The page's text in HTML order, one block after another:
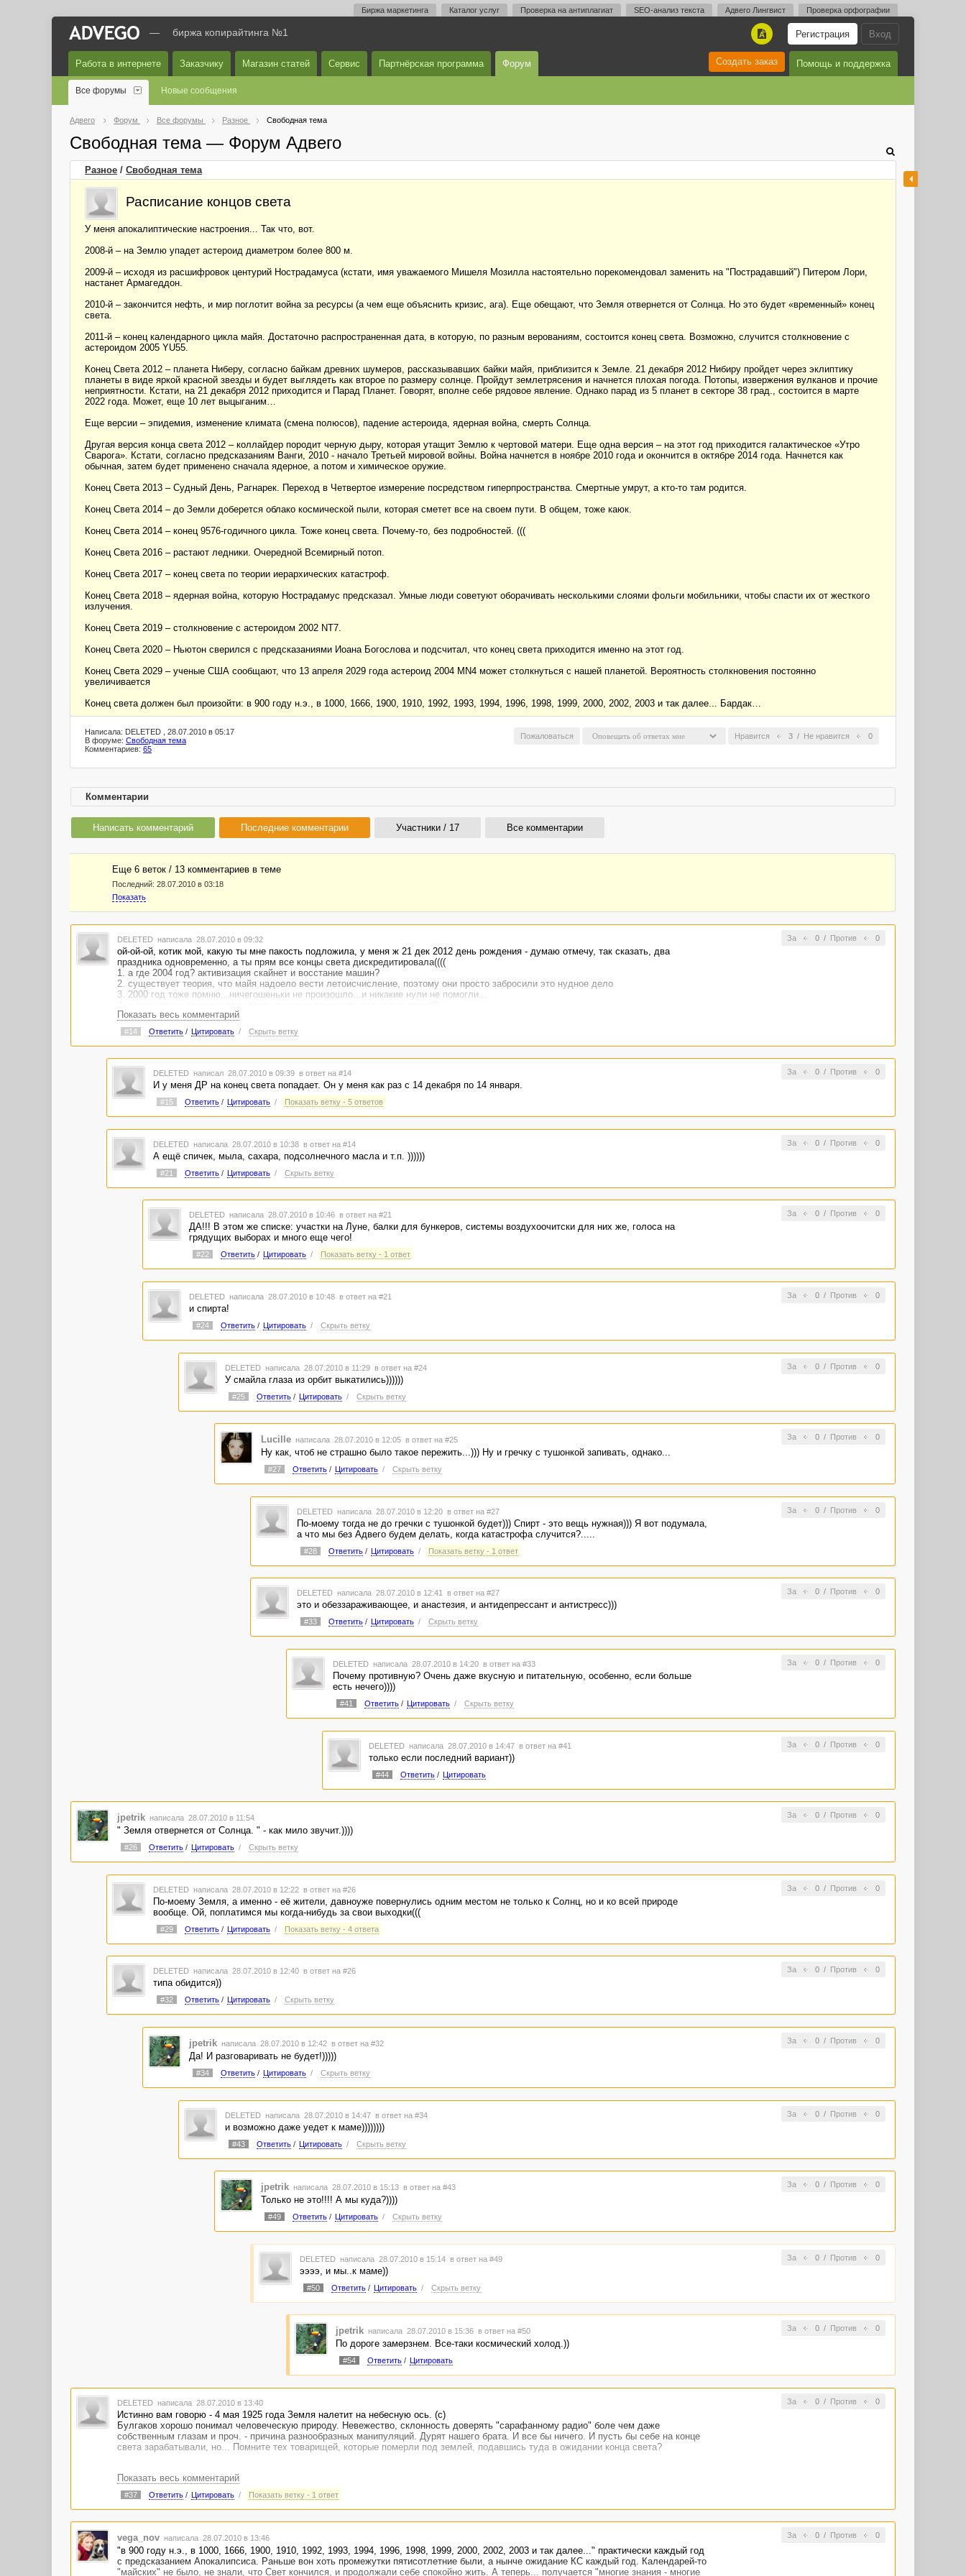
Биржа маркетинга Каталог услуг Проверка на антиплагиат SEO-анализ текста Адвего Лингвист Проверка орфографии
Вход
Регистрация
A
— биржа копирайтинга №1
Работа в интернете Заказчику Магазин статей Сервис Партнёрская программа Форум Помощь и поддержка
Создать заказ
Все форумы Новые сообщения
Адвего Форум Все форумы Разное Свободная тема
Свободная тема — Форум Адвего
Разное / Свободная тема
Расписание концов света
У меня апокалиптические настроения... Так что, вот.
2008-й – на Землю упадет астероид диаметром более 800 м.
2009-й – исходя из расшифровок центурий Нострадамуса (кстати, имя уважаемого Мишеля Мозилла настоятельно порекомендовал заменить на "Пострадавший") Питером Лори,
настанет Армагеддон.
2010-й – закончится нефть, и мир поглотит война за ресурсы (а чем еще объяснить кризис, ага). Еще обещают, что Земля отвернется от Солнца. Но это будет «временный» конец
света.
2011-й – конец календарного цикла майя. Достаточно распространенная дата, в которую, по разным верованиям, состоится конец света. Возможно, случится столкновение с
астероидом 2005 YU55.
Конец Света 2012 – планета Ниберу, согласно байкам древних шумеров, рассказывавших байки майя, приблизится к Земле. 21 декабря 2012 Нибиру пройдет через эклиптику
планеты в виде яркой красной звезды и будет выглядеть как второе по размеру солнце. Пройдут землетрясения и начнется плохая погода. Потопы, извержения вулканов и прочие
неприятности. Кстати, на 21 декабря 2012 приходится и Парад Планет. Говорят, вполне себе рядовое явление. Однако парад из 5 планет в секторе 38 град., состоится в марте
2022 года. Может, еще 10 лет выцыганим…
Еще версии – эпидемия, изменение климата (смена полюсов), падение астероида, ядерная война, смерть Солнца.
Другая версия конца света 2012 – коллайдер породит черную дыру, которая утащит Землю к чертовой матери. Еще одна версия – на этот год приходится галактическое «Утро
Сварога». Кстати, согласно предсказаниям Ванги, 2010 - начало Третьей мировой войны. Война начнется в ноябре 2010 года и окончится в октябре 2014 года. Начнется как
обычная, затем будет применено сначала ядерное, а потом и химическое оружие.
Конец Света 2013 – Судный День, Рагнарек. Переход в Четвертое измерение посредством гиперпространства. Смертные умрут, а кто-то там родится.
Конец Света 2014 – до Земли доберется облако космической пыли, которая сметет все на своем пути. В общем, тоже каюк.
Конец Света 2014 – конец 9576-годичного цикла. Тоже конец света. Почему-то, без подробностей. (((
Конец Света 2016 – растают ледники. Очередной Всемирный потоп.
Конец Света 2017 – конец света по теории иерархических катастроф.
Конец Света 2018 – ядерная война, которую Нострадамус предсказал. Умные люди советуют оборачивать несколькими слоями фольги мобильники, чтобы спасти их от жесткого
излучения.
Конец Света 2019 – столкновение с астероидом 2002 NT7.
Конец Света 2020 – Ньютон сверился с предсказаниями Иоана Богослова и подсчитал, что конец света приходится именно на этот год.
Конец Света 2029 – ученые США сообщают, что 13 апреля 2029 года астероид 2004 MN4 может столкнуться с нашей планетой. Вероятность столкновения постоянно
увеличивается
Конец света должен был произойти: в 900 году н.э., в 1000, 1666, 1900, 1910, 1992, 1993, 1994, 1996, 1998, 1999, 2000, 2002, 2003 и так далее... Бардак…
Нравится 3 / Не нравится 0
Пожаловаться
Написала: DELETED , 28.07.2010 в 05:17
В форуме: Свободная тема
Комментариев: 65
Комментарии
Написать комментарий Последние комментарии Участники / 17 Все комментарии
Еще 6 веток / 13 комментариев в темe
Последний: 28.07.2010 в 03:18
Показать
За 0/ Против 0
DELETED написала 28.07.2010 в 09:32
ой-ой-ой, котик мой, какую ты мне пакость подложила, у меня ж 21 дек 2012 день рождения - думаю отмечу, так сказать, два
праздника одновременно, а ты прям все концы света дискредитировала((((
1. а где 2004 год? активизация скайнет и восстание машин?
2. существует теория, что майя надоело вести летоисчисление, поэтому они просто забросили это нудное дело
3. 2000 год тоже помню...ничегошеньки не произошло...и никакие нули не помогли...
Показать весь комментарий
#14 Ответить/ Цитировать / Скрыть ветку
За 0/ Против 0
DELETED написал 28.07.2010 в 09:39 в ответ на #14
И у меня ДР на конец света попадает. Он у меня как раз с 14 декабря по 14 января.
#15 Ответить/ Цитировать / Показать ветку - 5 ответов
За 0/ Против 0
DELETED написала 28.07.2010 в 10:38 в ответ на #14
А ещё спичек, мыла, сахара, подсолнечного масла и т.п. ))))))
#21 Ответить/ Цитировать / Скрыть ветку
За 0/ Против 0
DELETED написала 28.07.2010 в 10:46 в ответ на #21
ДА!!! В этом же списке: участки на Луне, балки для бункеров, системы воздухоочитски для них же, голоса на
грядущих выборах и много еще чего!
#22 Ответить/ Цитировать / Показать ветку - 1 ответ
За 0/ Против 0
DELETED написала 28.07.2010 в 10:48 в ответ на #21
и спирта!
#24 Ответить/ Цитировать / Скрыть ветку
За 0/ Против 0
DELETED написала 28.07.2010 в 11:29 в ответ на #24
У смайла глаза из орбит выкатились))))))
#25 Ответить/ Цитировать / Скрыть ветку
За 0/ Против 0
Lucille написала 28.07.2010 в 12:05 в ответ на #25
Ну как, чтоб не страшно было такое пережить...))) Ну и гречку с тушонкой запивать, однако...
#27 Ответить/ Цитировать / Скрыть ветку
За 0/ Против 0
DELETED написала 28.07.2010 в 12:20 в ответ на #27
По-моему тогда не до гречки с тушонкой будет))) Спирт - это вещь нужная))) Я вот подумала,
а что мы без Адвего будем делать, когда катастрофа случится?.....
#28 Ответить/ Цитировать / Показать ветку - 1 ответ
За 0/ Против 0
DELETED написала 28.07.2010 в 12:41 в ответ на #27
это и обеззараживающее, и анастезия, и антидепрессант и антистресс)))
#33 Ответить/ Цитировать / Скрыть ветку
За 0/ Против 0
DELETED написала 28.07.2010 в 14:20 в ответ на #33
Почему противную? Очень даже вкусную и питательную, особенно, если больше
есть нечего))))
#41 Ответить/ Цитировать / Скрыть ветку
За 0/ Против 0
DELETED написала 28.07.2010 в 14:47 в ответ на #41
только если последний вариант))
#44 Ответить/ Цитировать
За 0/ Против 0
jpetrik написала 28.07.2010 в 11:54
" Земля отвернется от Солнца. " - как мило звучит.))))
#26 Ответить/ Цитировать / Скрыть ветку
За 0/ Против 0
DELETED написала 28.07.2010 в 12:22 в ответ на #26
По-моему Земля, а именно - её жители, давноуже повернулись одним местом не только к Солнц, но и ко всей природе
вообще. Ой, поплатимся мы когда-нибудь за свои выходки(((
#29 Ответить/ Цитировать / Показать ветку - 4 ответа
За 0/ Против 0
DELETED написала 28.07.2010 в 12:40 в ответ на #26
типа обидится))
#32 Ответить/ Цитировать / Скрыть ветку
За 0/ Против 0
jpetrik написала 28.07.2010 в 12:42 в ответ на #32
Да! И разговаривать не будет!)))))
#34 Ответить/ Цитировать / Скрыть ветку
За 0/ Против 0
DELETED написала 28.07.2010 в 14:47 в ответ на #34
и возможно даже уедет к маме))))))))
#43 Ответить/ Цитировать / Скрыть ветку
За 0/ Против 0
jpetrik написала 28.07.2010 в 15:13 в ответ на #43
Только не это!!!! А мы куда?))))
#49 Ответить/ Цитировать / Скрыть ветку
За 0/ Против 0
DELETED написала 28.07.2010 в 15:14 в ответ на #49
ээээ, и мы..к маме))
#50 Ответить/ Цитировать / Скрыть ветку
За 0/ Против 0
jpetrik написала 28.07.2010 в 15:36 в ответ на #50
По дороге замерзнем. Все-таки космический холод.))
#54 Ответить/ Цитировать
За 0/ Против 0
DELETED написала 28.07.2010 в 13:40
Истинно вам говорю - 4 мая 1925 года Земля налетит на небесную ось. (c)
Булгаков хорошо понимал человеческую природу. Невежество, склонность доверять "сарафанному радио" боле чем даже
собственным глазам и проч. - причина разнообразных манипуляций. Дурят нашего брата. И все бы ничего. И пусть бы себе на конце
света зарабатывали, но... Помните тех товарищей, которые померли под землей, подавшись туда в ожидании конца света?
Показать весь комментарий
#37 Ответить/ Цитировать / Показать ветку - 1 ответ
За 0/ Против 0
vega_nov написала 28.07.2010 в 13:46
"в 900 году н.э., в 1000, 1666, 1900, 1910, 1992, 1993, 1994, 1996, 1998, 1999, 2000, 2002, 2003 и так далее..." практически каждый год
с предсказанием Апокалипсиса. Раньше вон хоть промежутки пятисотлетние были, а нынче ожидание КС каждый год. Календарей-то
"майских" не было, не знали, что Свет кончился, и продолжали себе спокойно жить. А теперь... получается "многие знания - многие